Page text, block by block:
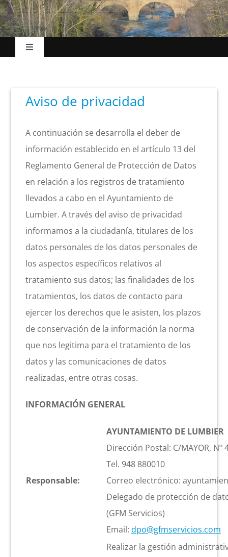
Toggle
El Ayuntamiento
Turismo
Actividad económica
Actualidad
Manc. Servicios Sociales
Contacto
Aviso de privacidad
A continuación se desarrolla el deber de
información establecido en el artículo 13 del
Reglamento General de Protección de Datos
en relación a los registros de tratamiento
llevados a cabo en el Ayuntamiento de
Lumbier. A través del aviso de privacidad
informamos a la ciudadanía, titulares de los
datos personales de los datos personales de
los aspectos específicos relativos al
tratamiento sus datos; las finalidades de los
tratamientos, los datos de contacto para
ejercer los derechos que le asisten, los plazos
de conservación de la información la norma
que nos legitima para el tratamiento de los
datos y las comunicaciones de datos
realizadas, entre otras cosas.
INFORMACIÓN GENERAL
Responsable:
AYUNTAMIENTO DE LUMBIER
Dirección Postal: C/MAYOR, Nº
Tel. 948 880010
Correo electrónico:
Delegado de protección de
(GFM Servicios)
Email: dpo@gfmservicios.com
Realizar la gestión